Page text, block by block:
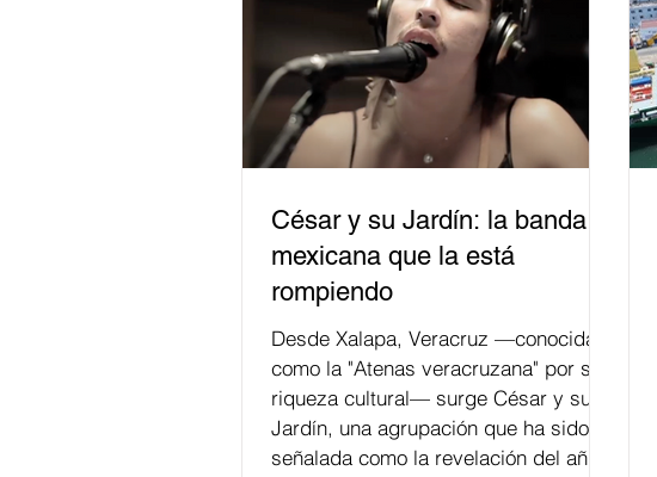
César y su Jardín: la banda
mexicana que la está
rompiendo
Desde Xalapa, Veracruz —conocida
como la "Atenas veracruzana" por su
riqueza cultural— surge César y su
Jardín, una agrupación que ha sido
señalada como la revelación del año